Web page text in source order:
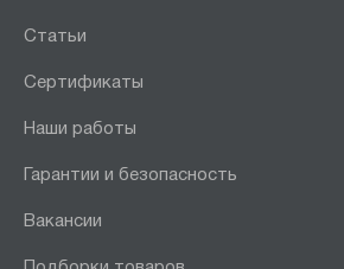
Статьи
Сертификаты
Наши работы
Гарантии и безопасность
Вакансии